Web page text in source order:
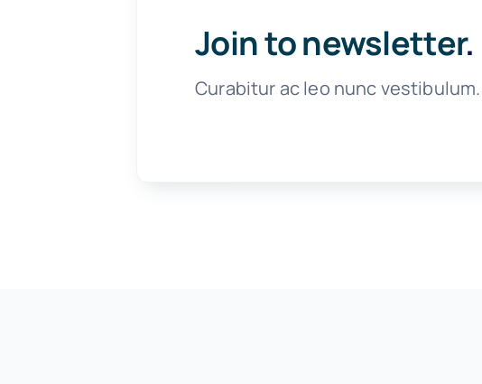
Join to newsletter.
Curabitur ac leo nunc vestibulum.